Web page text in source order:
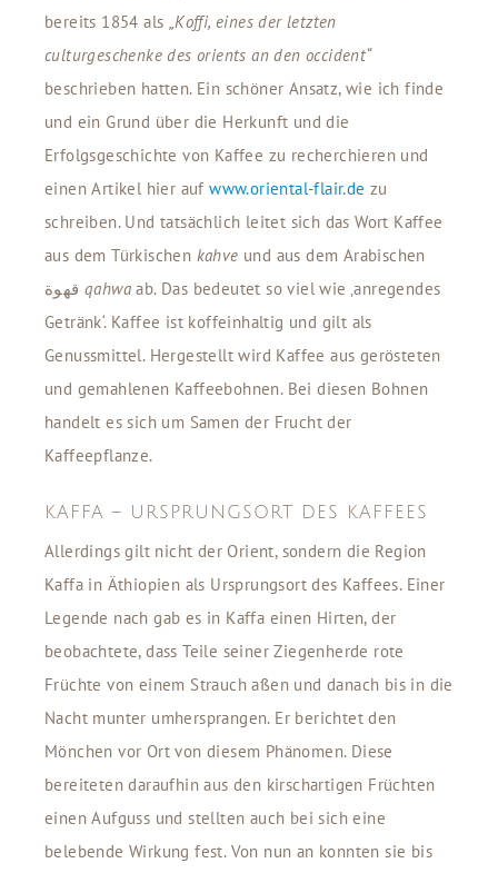
bereits 1854 als „Koffi, eines der letzten
culturgeschenke des orients an den occident“
beschrieben hatten. Ein schöner Ansatz, wie ich finde
und ein Grund über die Herkunft und die
Erfolgsgeschichte von Kaffee zu recherchieren und
einen Artikel hier aufwww.oriental-flair.de zu
schreiben. Und tatsächlich leitet sich das Wort Kaffee
aus dem Türkischen kahve und aus dem Arabischen
قهوةqahwaab. Das bedeutet so viel wie ‚anregendes
Getränk‘. Kaffee ist koffeinhaltig und gilt als
Genussmittel. Hergestellt wird Kaffee aus gerösteten
und gemahlenen Kaffeebohnen. Bei diesen Bohnen
handelt es sich um Samen der Frucht der
Kaffeepflanze.
KAFFA – URSPRUNGSORT DES KAFFEES
Allerdings gilt nicht der Orient, sondern die Region
Kaffa in Äthiopien als Ursprungsort des Kaffees. Einer
Legende nach gab es in Kaffa einen Hirten, der
beobachtete, dass Teile seiner Ziegenherde rote
Früchte von einem Strauch aßen und danach bis in die
Nacht munter umhersprangen. Er berichtet den
Mönchen vor Ort von diesem Phänomen. Diese
bereiteten daraufhin aus den kirschartigen Früchten
einen Aufguss und stellten auch bei sich eine
belebende Wirkung fest. Von nun an konnten sie bis